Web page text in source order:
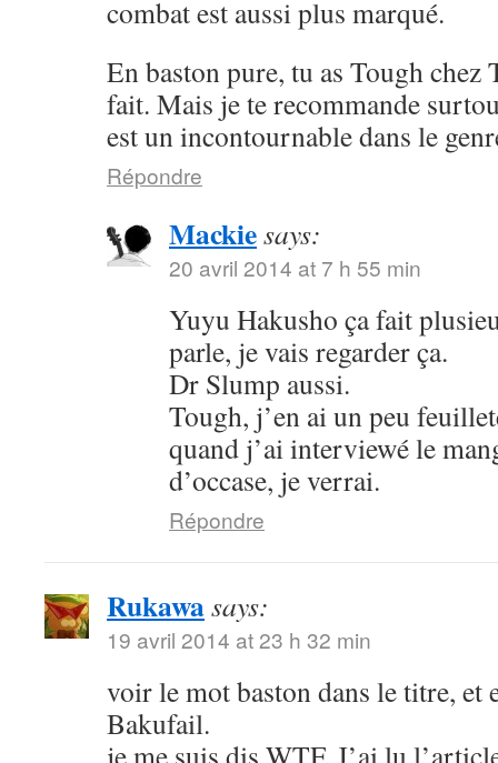
combat est aussi plus marqué.
En baston pure, tu as Tough chez
fait. Mais je te recommande
est un incontournable dans le
Répondre
Mackiesays:
20 avril 2014 at 7 h 55 min
Yuyu Hakusho ça fait
parle, je vais regarder ça.
Dr Slump aussi.
Tough, j’en ai un peu
quand j’ai interviewé le
d’occase, je verrai.
Répondre
Rukawasays:
19 avril 2014 at 23 h 32 min
voir le mot baston dans le titre, et
Bakufail.
je me suis dis WTF. J’ai lu